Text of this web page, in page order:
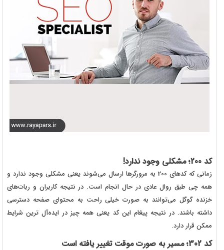
کد 200؛ مشکلی وجود ندارد!
زمانی که کدهای 200 به مرورگرها ارسال می‌شوند یعنی مشکلی وجود ندارد و
همه چی طبق روال عادی در حال انجام است. در نتیجه کاربران و ربات‌های
خزنده گوگل می‌توانند به صورت خیلی راحت به محتوای صفحه دسترسی
داشته باشند. در نتیجه پیغام این کد یعنی همه چیز در ایده‌آل ترین شرایط
ممکن قرار دارد.
کد 302؛ مسیر به صورت موقت تغییر یافته است